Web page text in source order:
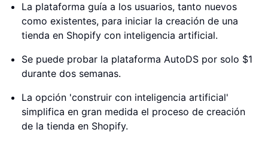
La plataforma guía a los usuarios, tanto nuevos
como existentes, para iniciar la creación de una
tienda en Shopify con inteligencia artificial.
Se puede probar la plataforma AutoDS por solo $1
durante dos semanas.
La opción 'construir con inteligencia artificial'
simplifica en gran medida el proceso de creación
de la tienda en Shopify.